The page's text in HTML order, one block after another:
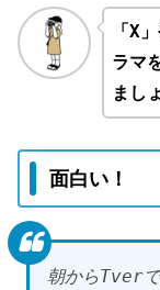
「X
ラマ
まし
面白い！
朝からTver